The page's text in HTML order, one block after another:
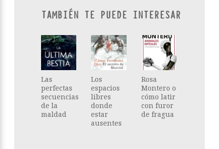
TAMBIÉN TE PUEDE INTERESAR
Las
perfectas
secuencias
de la
maldad
Los
espacios
libres
donde
estar
ausentes
Rosa
Montero o
cómo latir
con furor
de fragua